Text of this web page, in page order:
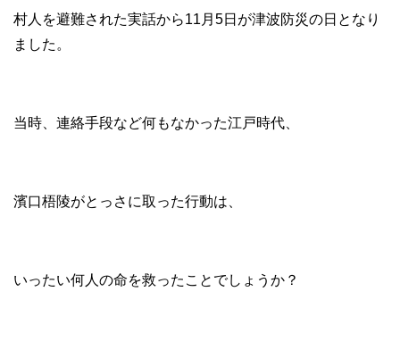
村人を避難された実話から11月5日が津波防災の日となり
ました。
当時、連絡手段など何もなかった江戸時代、
濱口梧陵がとっさに取った行動は、
いったい何人の命を救ったことでしょうか？